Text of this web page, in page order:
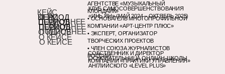
КЛУБ САМОСОВЕРШЕНСТВОВАНИЯ
«ИНЬ ЯН» (МАЙ 2024 – ОКТЯБРЬ 2025)
ПЕРИОД
КЕЙС
ПОДРОБНЕЕ
О КЕЙСЕ
АГЕНТСТВЕ «МУЗЫКАЛЬНЫЙ
КЛОНДАЙК»
• ОСНОВАТЕЛЬ МНОГОПРОФИЛЬНОЙ
КОМПАНИИ «АРТ-ЦЕНТР ПЛЮС»
• ЭКСПЕРТ, ОРГАНИЗАТОР
ТВОРЧЕСКИХ ПРОЕКТОВ
• ЧЛЕН СОЮЗА ЖУРНАЛИСТОВ
РОССИИ
КЕЙС
ПЕРИОД
ПОДРОБНЕЕ
О КЕЙСЕ
СОБСТВЕННИК И ДИРЕКТОР
КОМПАНИИ «ПРАКТИКИ УПРАВЛЕНИЯ»
КЕЙС
ОСНОВАТЕЛЬНИЦА ОНЛАЙН-ШКОЛЫ
АНГЛИЙСКОГО «LEVEL PLUS»
ПЕРИОД
ПОДРОБНЕЕ
О КЕЙСЕ